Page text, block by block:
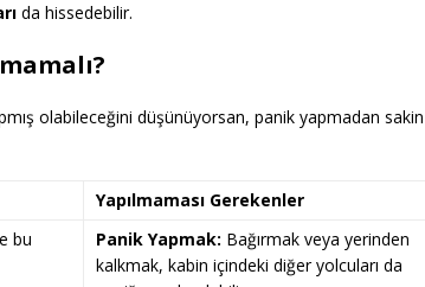
da hissedebilir.
olabileceğini düşünüyorsan, panik yapmadan sakin
Yapılmaması Gerekenler
bu
Panik Yapmak: Bağırmak veya yerinden
kalkmak, kabin içindeki diğer yolcuları da